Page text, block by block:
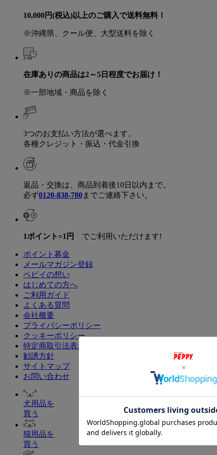
10,000円(税込)以上のご購入で送料無料！
※沖縄県、クール便、大型送料を除く
在庫ありの商品は2～5日程度でお届け！
※一部地域・商品を除く
3つのお支払い方法が選べます。
各種クレジット・振込・代金引換
返品・交換は、商品到着後10日以内まで。
必ず0120-838-780までご連絡下さい。
1ポイント=1円 でご利用いただけます!
ポイント募金
メールマガジン登録
ペピイの想い
はじめての方へ
ご利用ガイド
よくある質問
会社概要
プライバシーポリシー
クッキーポリシー
特定商取引法表示
勧誘方針
サイトマップ
お問い合わせ
犬用品を
買う
猫用品を
買う